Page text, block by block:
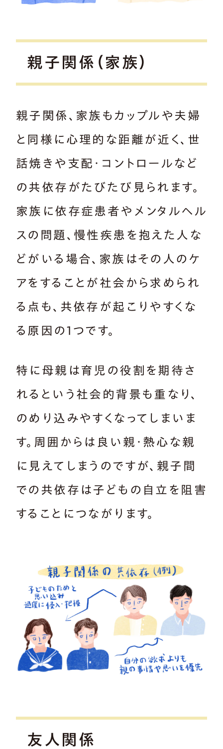
親子関係（家族）
親子関係、家族もカップルや夫婦
と同様に心理的な距離が近く、世
話焼きや支配・コントロールなど
の共依存がたびたび見られます。
家族に依存症患者やメンタルヘル
スの問題、慢性疾患を抱えた人な
どがいる場合、家族はその人のケ
アをすることが社会から求められ
る点も、共依存が起こりやすくな
る原因の1つです。
特に母親は育児の役割を期待さ
れるという社会的背景も重なり、
のめり込みやすくなってしまいま
す。周囲からは良い親・熱心な親
に見えてしまうのですが、親子間
での共依存は子どもの自立を阻害
することにつながります。
友人関係